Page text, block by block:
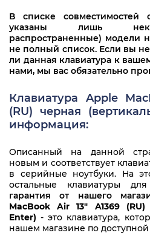
MacBook Air 13" Mid 2012 A1466
MacBook Air 13" Mid 2012 A1466
MacBook Air 13" Mid 2013 A1466
MacBook Air 13" Early 2014 A1466
В списке совместимостей
указаны лишь
распространенные) модели
не полный список. Если вы
ли данная клавиатура к
нами, мы вас обязательно
Клавиатура Apple
(RU) черная
информация:
Описанный на данной
новым и соответствует
в серийные ноутбуки. На
остальные клавиатуры
гарантия от нашего
MacBook Air 13" A1369
Enter) - это клавиатура,
нашем магазине по